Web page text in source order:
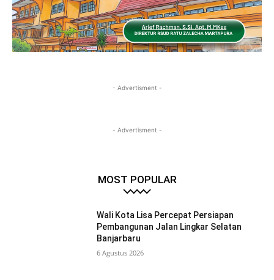
- Advertisment -
- Advertisment -
MOST POPULAR
Wali Kota Lisa Percepat Persiapan
Pembangunan Jalan Lingkar Selatan
Banjarbaru
6 Agustus 2026